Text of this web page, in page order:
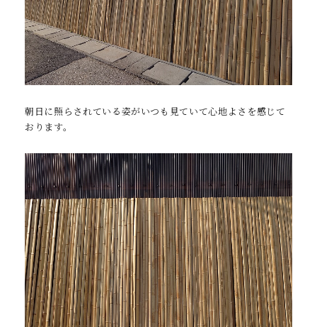
朝日に照らされている姿がいつも見ていて心地よさを感じて
おります。